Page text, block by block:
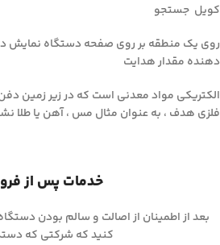
کویل جستجو
روی یک منطقه بر روی صفحه دستگاه نمایش
دهنده مقدار هدایت
الکتریکی مواد معدنی است که در زیر زمین دفن
فلزی هدف ، به عنوان مثال مس ، آهن یا طلا
خدمات پس از
بعد از اطمینان از اصالت و سالم بودن
کنید که شرکتی که